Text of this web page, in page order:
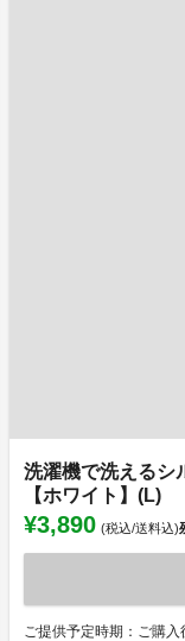
洗濯機で洗えるシ
【ホワイト】(L)
¥3,890 (税込/送料込)
ご提供予定時期：ご購入